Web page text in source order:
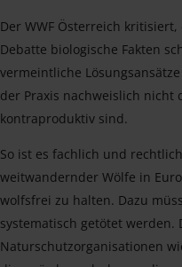
Der WWF Österreich
Debatte biologische Fakten
vermeintliche
der Praxis nachweislich
kontraproduktiv sind.
So ist es fachlich und
weitwandernder Wölfe in
wolfsfrei zu halten. Dazu
systematisch getötet
Naturschutzorganisationen